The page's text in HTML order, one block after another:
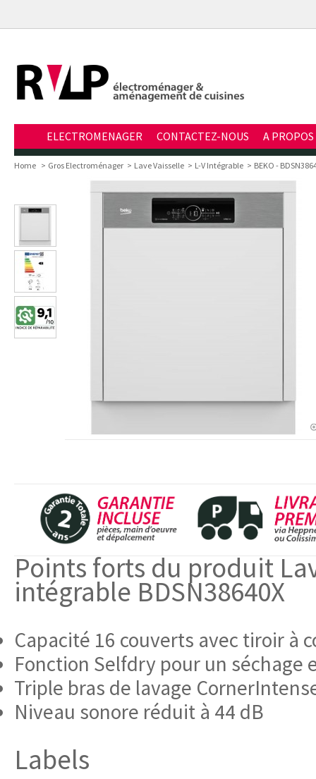
ELECTROMENAGER CONTACTEZ-NOUS A PROPOS
Home > Gros Electroménager > Lave Vaisselle > L-V Intégrable > BEKO -
Points forts du produit
intégrable BDSN38640X
Capacité 16 couverts avec tiroir à
Fonction Selfdry pour un séchage
Triple bras de lavage
Niveau sonore réduit à 44 dB
Labels